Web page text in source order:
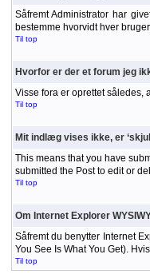
Såfremt Administrator har
bestemme hvorvidt hver
Til top
Hvorfor er der et forum jeg
Visse fora er oprettet således,
Til top
Mit indlæg vises ikke, er
This means that you have
submitted the Post to edit or
Til top
Om Internet Explorer
Såfremt du benytter Internet
You See Is What You Get).
Til top